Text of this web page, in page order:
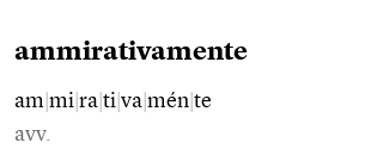
ammirativamente
am mi ra ti va mén te
avv.